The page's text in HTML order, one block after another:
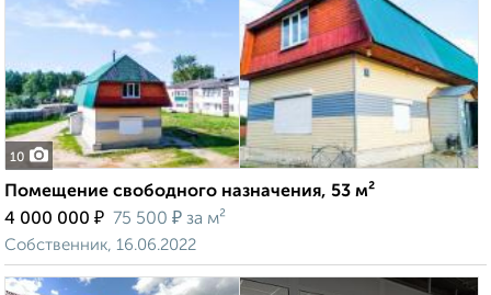
10
Помещение свободного назначения, 53 м²
4 000 000 ₽ 75 500 ₽ за м²
Собственник, 16.06.2022